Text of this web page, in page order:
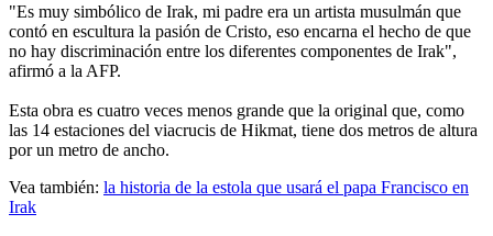
"Es muy simbólico de Irak, mi padre era un artista musulmán que
contó en escultura la pasión de Cristo, eso encarna el hecho de que
no hay discriminación entre los diferentes componentes de Irak",
afirmó a la AFP.
Esta obra es cuatro veces menos grande que la original que, como
las 14 estaciones del viacrucis de Hikmat, tiene dos metros de altura
por un metro de ancho.
Vea también: la historia de la estola que usará el papa Francisco en
Irak